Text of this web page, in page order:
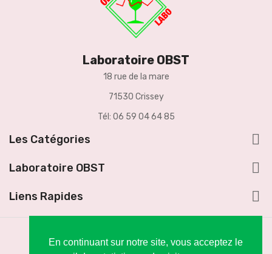
En continuant sur notre site, vous acceptez le
Laboratoire OBST
18 rue de la mare
71530 Crissey
Tél: 06 59 04 64 85
Les Catégories 
Laboratoire OBST 
Liens Rapides 